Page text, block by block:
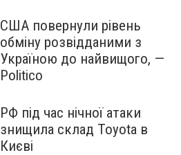
США повернули рівень
обміну розвідданими з
Україною до найвищого, —
Politico
РФ під час нічної атаки
знищила склад Toyota в
Києві